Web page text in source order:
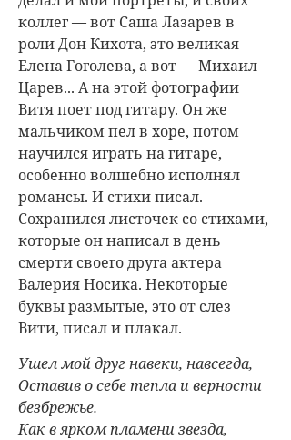
коллег — вот Саша Лазарев в
роли Дон Кихота, это великая
Елена Гоголева, а вот — Михаил
Царев... А на этой фотографии
Витя поет под гитару. Он же
мальчиком пел в хоре, потом
научился играть на гитаре,
особенно волшебно исполнял
романсы. И стихи писал.
Сохранился листочек со стихами,
которые он написал в день
смерти своего друга актера
Валерия Носика. Некоторые
буквы размытые, это от слез
Вити, писал и плакал.
Ушел мой друг навеки, навсегда,
Оставив о себе тепла и верности
безбрежье.
Как в ярком пламени звезда,